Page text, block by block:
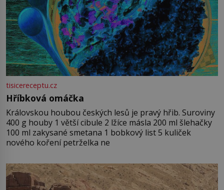
tisicereceptu.cz
Hříbková omáčka
Královskou houbou českých lesů je pravý hřib. Suroviny
400 g houby 1 větší cibule 2 lžíce másla 200 ml šlehačky
100 ml zakysané smetana 1 bobkový list 5 kuliček
nového koření petrželka ne